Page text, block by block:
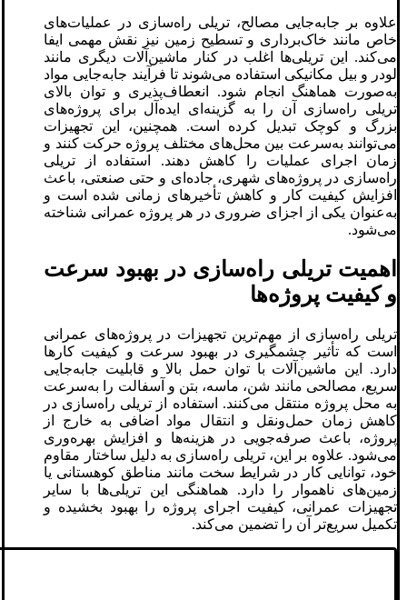
علاوه بر جابه‌جایی مصالح، تریلی‌ راه‌سازی در عملیات‌های
خاص مانند خاک‌برداری و تسطیح زمین نیز نقش مهمی ایفا
می‌کند. این تریلی‌ها اغلب در کنار ماشین‌آلات دیگری مانند
لودر و بیل مکانیکی استفاده می‌شوند تا فرآیند جابه‌جایی مواد
به‌صورت هماهنگ انجام شود. انعطاف‌پذیری و توان بالای
تریلی راه‌سازی آن را به گزینه‌ای ایده‌آل برای پروژه‌های
بزرگ و کوچک تبدیل کرده است. همچنین، این تجهیزات
می‌توانند به‌سرعت بین محل‌های مختلف پروژه حرکت کنند و
زمان اجرای عملیات را کاهش دهند. استفاده از تریلی
راه‌سازی در پروژه‌های شهری، جاده‌ای و حتی صنعتی، باعث
افزایش کیفیت کار و کاهش تأخیرهای زمانی شده است و
به‌عنوان یکی از اجزای ضروری در هر پروژه عمرانی شناخته
می‌شود.
اهمیت تریلی‌ راه‌سازی در بهبود سرعت
و کیفیت پروژه‌ها
تریلی‌ راه‌سازی از مهم‌ترین تجهیزات در پروژه‌های عمرانی
است که تأثیر چشمگیری در بهبود سرعت و کیفیت کارها
دارد. این ماشین‌آلات با توان حمل بالا و قابلیت جابه‌جایی
سریع، مصالحی مانند شن، ماسه، بتن و آسفالت را به‌سرعت
به محل پروژه منتقل می‌کنند. استفاده از تریلی‌ راه‌سازی در
کاهش زمان حمل‌ونقل و انتقال مواد اضافی به خارج از
پروژه، باعث صرفه‌جویی در هزینه‌ها و افزایش بهره‌وری
می‌شود. علاوه بر این، تریلی‌ راه‌سازی به دلیل ساختار مقاوم
خود، توانایی کار در شرایط سخت مانند مناطق کوهستانی یا
زمین‌های ناهموار را دارد. هماهنگی این تریلی‌ها با سایر
تجهیزات عمرانی، کیفیت اجرای پروژه را بهبود بخشیده و
تکمیل سریع‌تر آن را تضمین می‌کند.